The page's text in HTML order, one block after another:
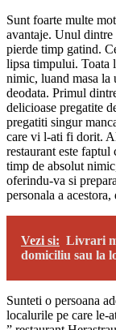
Sunt foarte multe
avantaje. Unul dintre
pierde timp gatind.
lipsa timpului. Toata
nimic, luand masa la
deodata. Primul
delicioase pregatite
pregatiti singur
care vi l-ati fi dorit.
restaurant este
timp de absolut
oferindu-va si
personala a
Vezi si: Livrari
domiciliu sau la
Sunteti o persoana
localurile pe care le-